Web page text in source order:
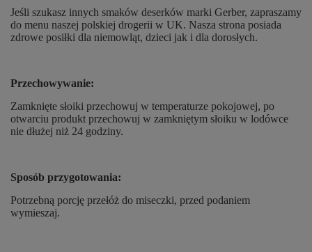
Jeśli szukasz innych smaków deserków marki Gerber, zapraszamy
do menu naszej polskiej drogerii w UK. Nasza strona posiada
zdrowe posiłki dla niemowląt, dzieci jak i dla dorosłych.
Przechowywanie:
Zamknięte słoiki przechowuj w temperaturze pokojowej, po
otwarciu produkt przechowuj w zamkniętym słoiku w lodówce
nie dłużej niż 24 godziny.
Sposób przygotowania:
Potrzebną porcję przełóż do miseczki, przed podaniem
wymieszaj.